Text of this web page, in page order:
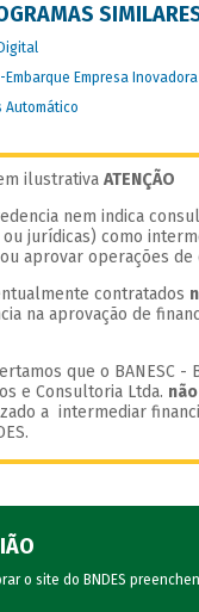
Embarque Empresa Inovadora
Automático
ATENÇÃO
nem indica
jurídicas) como
aprovar operações de
contratados
na aprovação de
que o BANESC -
e Consultoria Ltda.
a intermediar
o site do BNDES